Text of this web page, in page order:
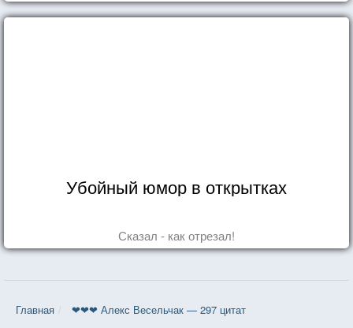
Убойный юмор в открытках
Сказал - как отрезал!
Главная ❤❤❤ Алекс Весельчак — 297 цитат